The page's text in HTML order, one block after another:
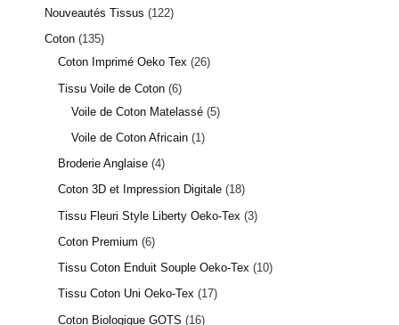
Nouveautés Tissus
122
Coton 135
Coton Imprimé Oeko Tex 26
Tissu Voile de Coton 6
Voile de Coton Matelassé 5
Voile de Coton Africain 1
Broderie Anglaise 4
Coton 3D et Impression Digitale 18
Tissu Fleuri Style Liberty Oeko-Tex 3
Coton Premium 6
Tissu Coton Enduit Souple Oeko-Tex
10
Tissu Coton Uni Oeko-Tex
17
Coton Biologique GOTS
16